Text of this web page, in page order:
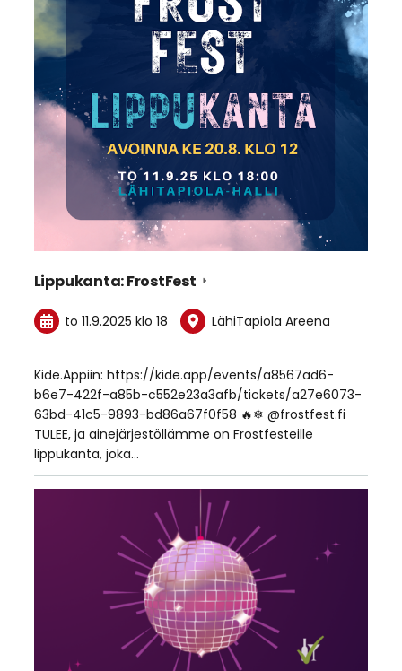
Lippukanta: FrostFest
to 11.9.2025klo 18 LähiTapiola Areena
Kide.Appiin: https://kide.app/events/a8567ad6-
b6e7-422f-a85b-c552e23a3afb/tickets/a27e6073-
63bd-41c5-9893-bd86a67f0f58 🔥❄ @frostfest.fi
TULEE, ja ainejärjestöllämme on Frostfesteille
lippukanta, joka…